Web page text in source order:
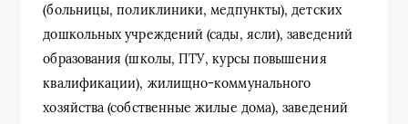
(больницы, поликлиники, медпункты), детских
дошкольных учреждений (сады, ясли), заведений
образования (школы, ПТУ, курсы повышения
квалификации), жилищно-коммунального
хозяйства (собственные жилые дома), заведений